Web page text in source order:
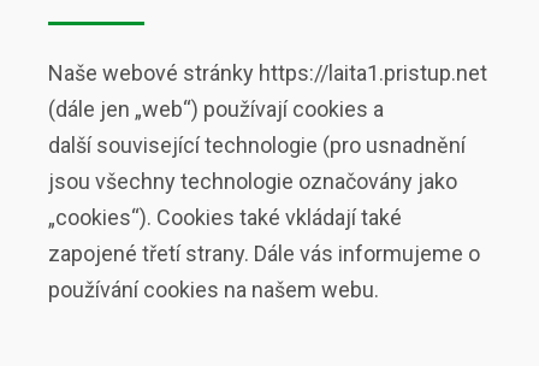
Naše webové stránky https://laita1.pristup.net
(dále jen „web“) používají cookies a
další související technologie (pro usnadnění
jsou všechny technologie označovány jako
„cookies“). Cookies také vkládají také
zapojené třetí strany. Dále vás informujeme o
používání cookies na našem webu.